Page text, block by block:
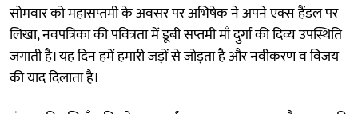
सोमवार को महासप्तमी के अवसर पर अभिषेक ने अपने एक्स हैंडल पर
लिखा, नवपत्रिका की पवित्रता में डूबी सप्तमी माँ दुर्गा की दिव्य उपस्थिति
जगाती है। यह दिन हमें हमारी जड़ों से जोड़ता है और नवीकरण व विजय
की याद दिलाता है।